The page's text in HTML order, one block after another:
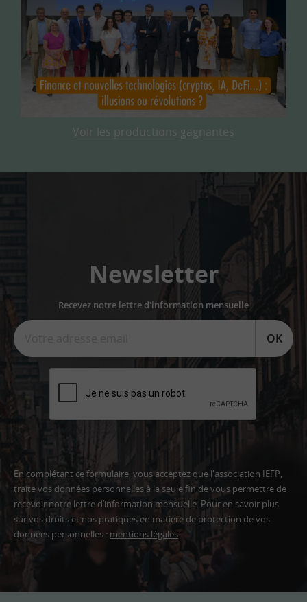
Voir les productions gagnantes
Newsletter
Recevez notre lettre d'information mensuelle
OK
En complétant ce formulaire, vous acceptez que l'association IEFP,
traite vos données personnelles à la seule fin de vous permettre de
recevoir notre lettre d’information mensuelle. Pour en savoir plus
sur vos droits et nos pratiques en matière de protection de vos
données personnelles : mentions légales